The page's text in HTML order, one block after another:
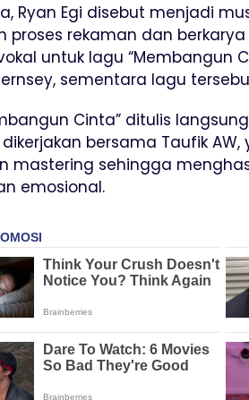
Ryan Egi disebut menjadi
proses rekaman dan
untuk lagu “Membangun
sementara lagu
Cinta” ditulis
bersama Taufik
mastering sehingga
emosional.